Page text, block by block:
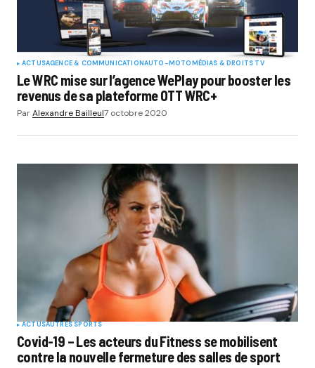
ACTUSAGENCE & COMMUNICATIONAUTO-MOTOMÉDIAS & DROITS TV
Le WRC mise sur l’agence WePlay pour booster les
revenus de sa plateforme OTT WRC+
ParAlexandre Bailleul7 octobre 2020
ACTUSAUTRES SPORTS
Covid-19 – Les acteurs du Fitness se mobilisent
contre la nouvelle fermeture des salles de sport